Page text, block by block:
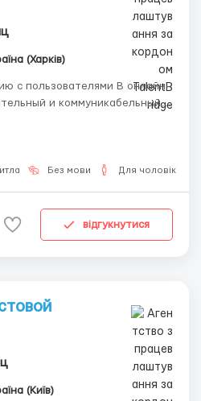
(Харків)
В онлайн-
и коммуникабельный
Поддержание приятной
п...
Без мови Для чоловіків
відгукнутися
(Київ)